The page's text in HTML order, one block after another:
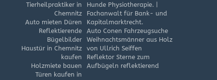
Tierheilpraktiker in
Chemnitz
Auto mieten Düren
Reflektierende
Bügelbilder
Haustür in Chemnitz
kaufen
Holzmiete bauen
Türen kaufen in
Hunde Physiotherapie.
Fachanwalt für Bank- und
Kapitalmarktrecht.
Auto Conen Fahrzeugsuche
Weihnachtsmänner aus Holz
von Ullrich Seiffen
Reflektor Sterne zum
Aufbügeln reflektierend